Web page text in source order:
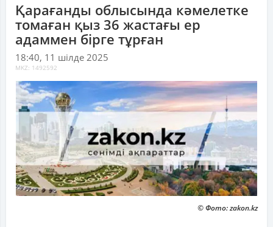
Қарағанды облысында кәмелетке
томаған қыз 36 жастағы ер
адаммен бірге тұрған
18:40, 11 шілде 2025
MKZ: 1492592
© Фото: zakon.kz